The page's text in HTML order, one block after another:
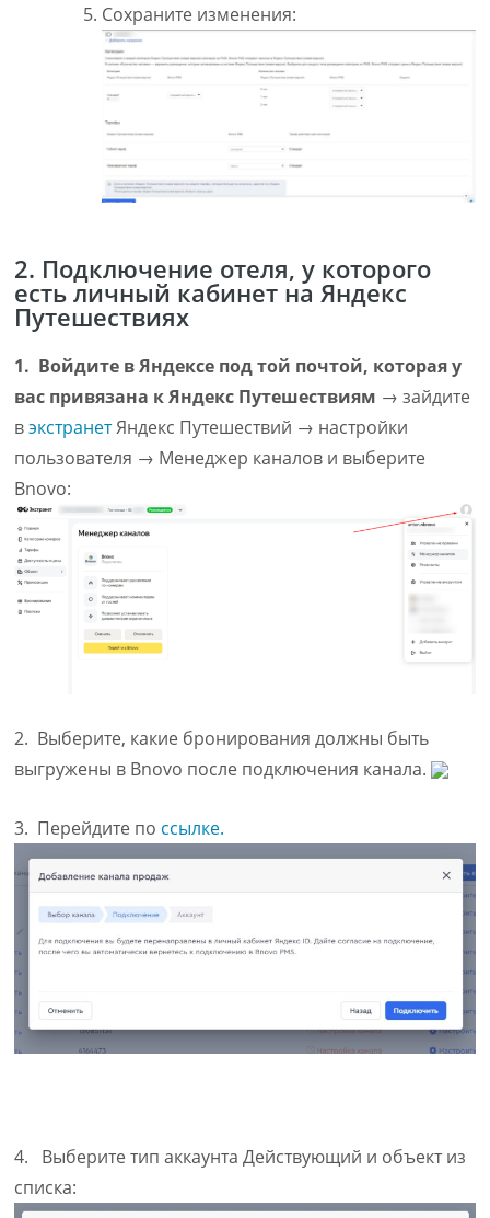
Сохраните изменения:
2. Подключение отеля, у которого
есть личный кабинет на Яндекс
Путешествиях
1. Войдите в Яндексе под той почтой, которая у
вас привязана к Яндекс Путешествиям → зайдите
вэкстранетЯндекс Путешествий → настройки
пользователя → Менеджер каналов и выберите
Bnovo:
2. Выберите, какие бронирования должны быть
выгружены в Bnovo после подключения канала.
3. Перейдите по ссылке.
4. Выберите тип аккаунта Действующий и объект из
списка: